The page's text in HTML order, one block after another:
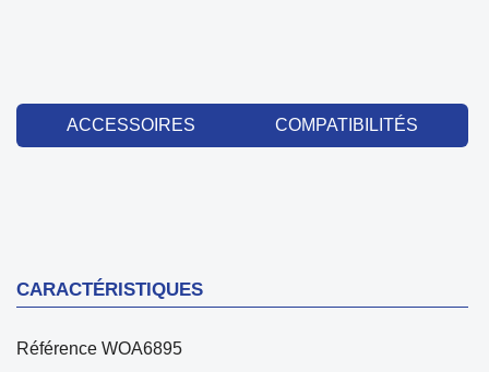
ACCESSOIRES COMPATIBILITÉS
CARACTÉRISTIQUES
Référence WOA6895